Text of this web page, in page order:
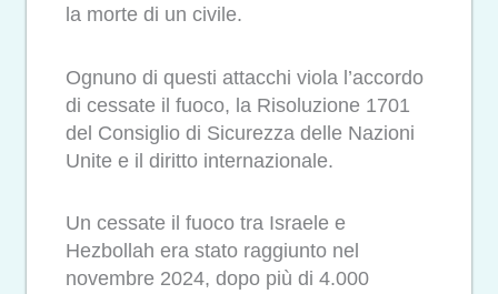
la morte di un civile.
Ognuno di questi attacchi viola l’accordo
di cessate il fuoco, la Risoluzione 1701
del Consiglio di Sicurezza delle Nazioni
Unite e il diritto internazionale.
Un cessate il fuoco tra Israele e
Hezbollah era stato raggiunto nel
novembre 2024, dopo più di 4.000